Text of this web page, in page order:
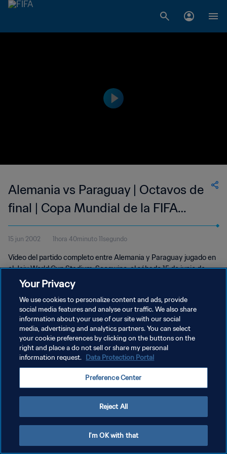
Alemania vs Paraguay | Octavos de
final | Copa Mundial de la FIFA
Corea/Japón 2002™ | Partido
completo
15 jun 2002 1hora 40minuto 11segundo
Vídeo del partido completo entre Alemania y Paraguay jugado en
el Jeju World Cup Stadium, Seogwipo, el sábado 15 de junio de
2002.
POLÍTICA DE PRIVACIDAD
TÉRMINOS DE SERVICIO
AJUSTAR LA CONFIGURACIÓN DE LAS COOKIES
Your Privacy
We use cookies to personalize content and ads, provide
social media features and analyse our traffic. We also share
information about your use of our site with our social
media, advertising and analytics partners. You can select
your cookie preferences by clicking on the buttons on the
right and place a do not sell or share my personal
information request. Data Protection Portal
Preference Center
Reject All
I'm OK with that